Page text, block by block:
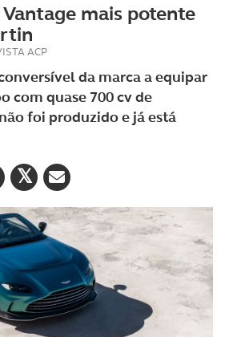
mais potente
ACP
da marca a equipar
com quase 700 cv de
foi produzido e já está